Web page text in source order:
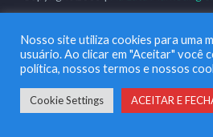
Nosso site utiliza cookies para uma
usuário. Ao clicar em "Aceitar" você
política, nossos termos e nossos
Cookie Settings ACEITAR E